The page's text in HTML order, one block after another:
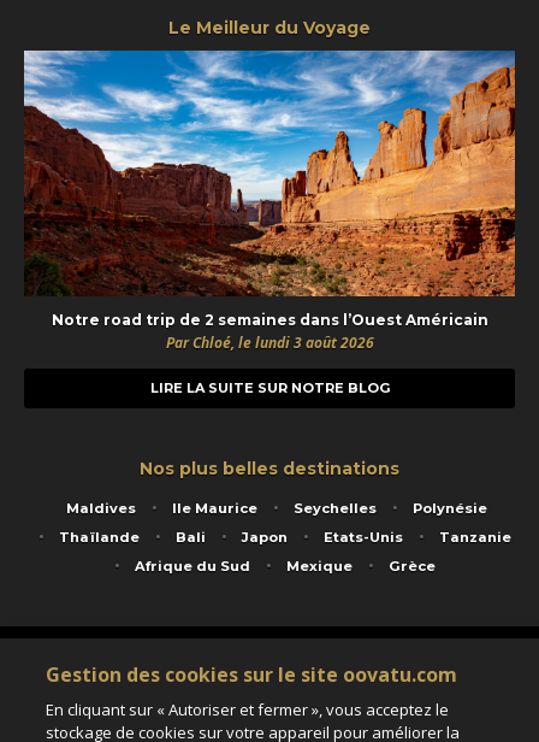
Le Meilleur du Voyage
Notre road trip de 2 semaines dans l’Ouest Américain
Par Chloé, le lundi 3 août 2026
LIRE LA SUITE SUR NOTRE BLOG
Nos plus belles destinations
Maldives Ile Maurice Seychelles
Polynésie
Thaïlande
Bali Japon Etats-Unis
Tanzanie
Afrique du Sud
Mexique Grèce
Service animé par Nautil Voyages - 22 rue Georges Picquart 75017 Paris - S.A.S
au capital de 155 696 euros - RCS Paris B 423 671 973 - Code APE 7911Z
Matricule Atout France IM075100020 - Garantie financière Groupama - Agrément IATA
Assurance responsabilité civile et professionnelle HISCOX RCP0081066
Gestion des cookies sur le site oovatu.com
En cliquant sur « Autoriser et fermer », vous acceptez le
stockage de cookies sur votre appareil pour améliorer la